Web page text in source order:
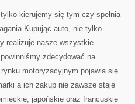
SAMO
PRZEZ
WSPÓŁCZEŚNIE
OSÓB
kierujemy się tym czy spełnia
Kupując auto, nie tylko
realizuje nasze wszystkie
zdecydować na
motoryzacyjnym pojawia się
a ich zakup nie zawsze staje
japońskie oraz francuskie